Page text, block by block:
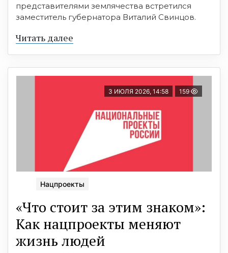
представителями землячества встретился
заместитель губернатора Виталий Свинцов.
Читать далее
3 ИЮЛЯ 2026, 14:58 159
Нацпроекты
«Что стоит за этим знаком»:
Как нацпроекты меняют
жизнь людей